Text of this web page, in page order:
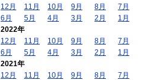
12月
11月 10月 9月 8月
7月
6月
5月 4月 3月 2月
1月
2022年
12月
11月 10月 9月 8月
7月
6月
5月 4月 3月 2月
1月
2021年
12月
11月 10月 9月 8月
7月